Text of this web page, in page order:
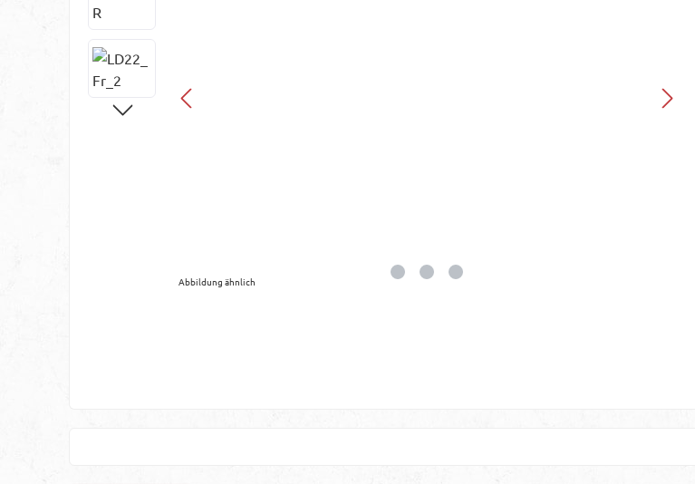
Abbildung ähnlich